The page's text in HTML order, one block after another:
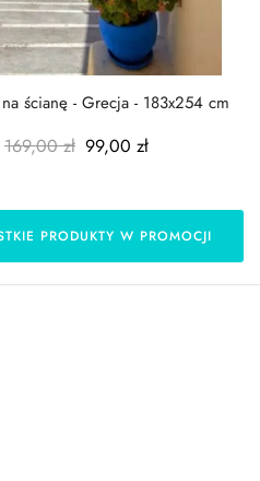
ścianę - Grecja - 183x254 cm
169,00 zł 99,00 zł
PRODUKTY W PROMOCJI